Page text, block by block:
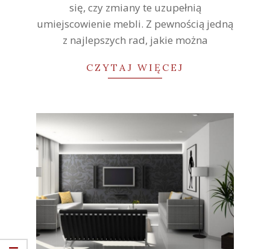
się, czy zmiany te uzupełnią
umiejscowienie mebli. Z pewnością jedną
z najlepszych rad, jakie można
CZYTAJ WIĘCEJ